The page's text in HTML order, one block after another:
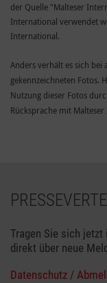
der Quelle "Malteser
International verwendet
International.
Anders verhält es sich
gekennzeichneten Fotos.
Nutzung dieser Fotos
Rücksprache mit
Tragen Sie sich jetzt
direkt über neue
Datenschutz /